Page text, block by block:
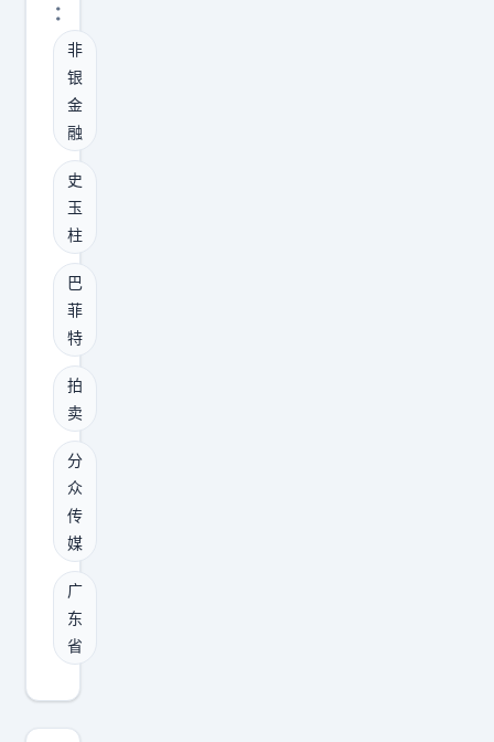
福
给
的
是
绞
肉
机
。
中
美
商
业
逻
辑
最
酷
的
碰
撞
：
老
怕
个
人
才
居
然
学
着
巴
菲
特
拍
卖
午
餐
，
江
湖
人
称
“
玉
：
非
银
金
融
史
玉
柱
巴
菲
特
拍
卖
分
众
传
媒
广
东
省